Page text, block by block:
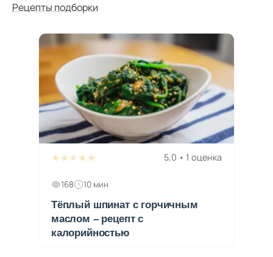
Рецепты подборки
★★★★★ 5,0 • 1 оценка
168 10 мин
Тёплый шпинат с горчичным
маслом – рецепт с
калорийностью